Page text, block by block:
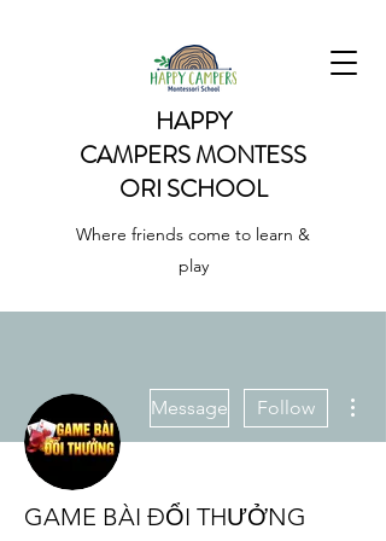
HAPPY
CAMPERSMONTESS
ORI SCHOOL
Where friends come to learn &
play
Message Follow
GAME BÀI ĐỔI THƯỞNG